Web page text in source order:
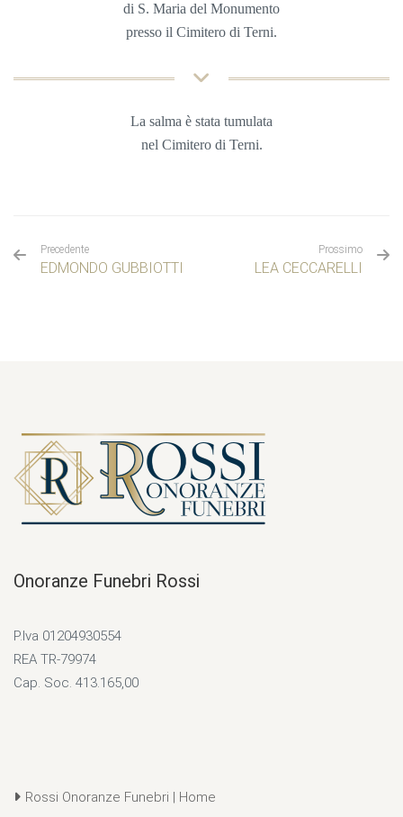
di S. Maria del Monumento
presso il Cimitero di Terni.
La salma è stata tumulata
nel Cimitero di Terni.
Precedente
EDMONDO GUBBIOTTI
Prossimo
LEA CECCARELLI
Onoranze Funebri Rossi
P.Iva 01204930554
REA TR-79974
Cap. Soc. 413.165,00
Rossi Onoranze Funebri | Home